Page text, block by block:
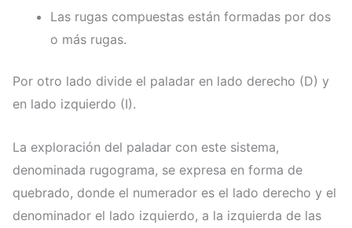
Las rugas compuestas están formadas por dos
o más rugas.
Por otro lado divide el paladar en lado derecho (D) y
en lado izquierdo (I).
La exploración del paladar con este sistema,
denominada rugograma, se expresa en forma de
quebrado, donde el numerador es el lado derecho y el
denominador el lado izquierdo, a la izquierda de las